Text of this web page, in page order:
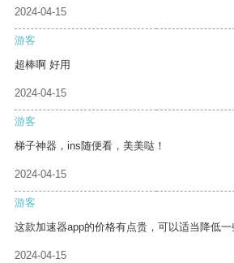
2024-04-15
游客
超棒啊 好用
2024-04-15
游客
梯子神器，ins随便看，美美哒！
2024-04-15
游客
这款加速器app的价格有点贵，可以适当降低一
2024-04-15